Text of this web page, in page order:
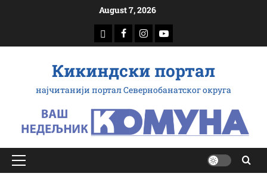
August 7, 2026
доwнлоад
Фацебоок
Инстаграм
Yоутубе
Кикиндски портал
најчитанији портал Севернобанатског округа
Примарy